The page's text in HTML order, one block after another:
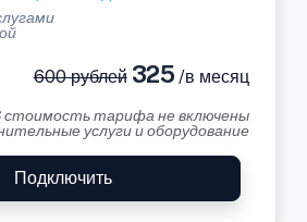
600 рублей325 /в месяц
стоимость тарифа не включены
услуги и оборудование
Подключить